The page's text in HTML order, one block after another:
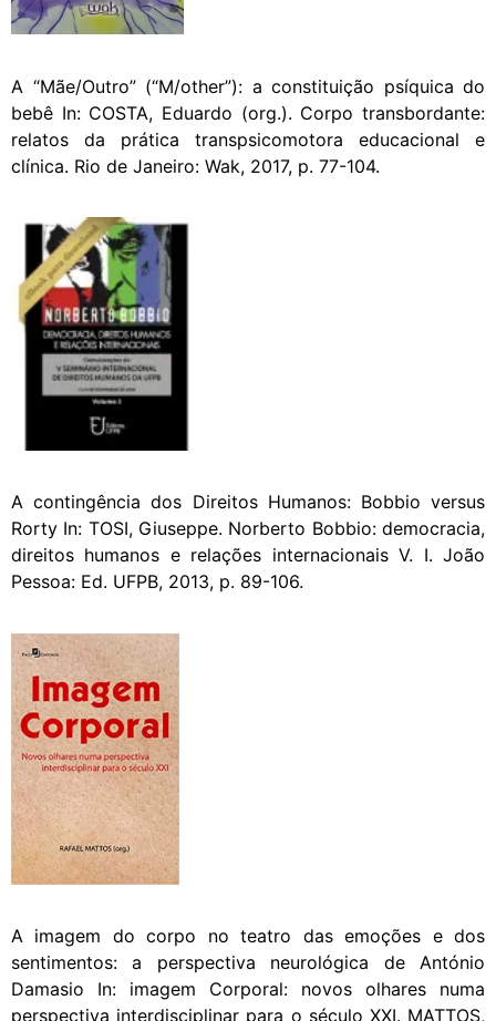
A “Mãe/Outro” (“M/other”): a constituição psíquica do
bebê In: COSTA, Eduardo (org.). Corpo transbordante:
relatos da prática transpsicomotora educacional e
clínica. Rio de Janeiro: Wak, 2017, p. 77-104.
A contingência dos Direitos Humanos: Bobbio versus
Rorty In: TOSI, Giuseppe. Norberto Bobbio: democracia,
direitos humanos e relações internacionais V. I. João
Pessoa: Ed. UFPB, 2013, p. 89-106.
A imagem do corpo no teatro das emoções e dos
sentimentos: a perspectiva neurológica de António
Damasio In: imagem Corporal: novos olhares numa
perspectiva interdisciplinar para o século XXI. MATTOS,